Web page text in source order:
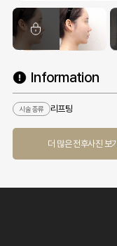
Information
시술 종류 리프팅
더 많은 전후사진 보기